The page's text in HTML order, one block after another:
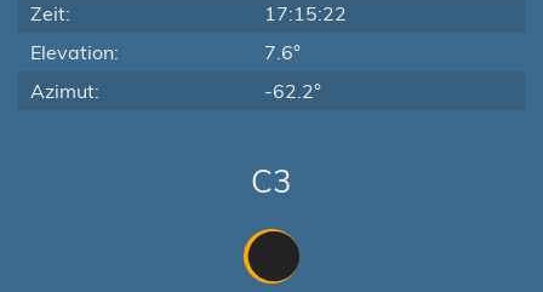
Zeit:
17:15:22
Elevation:
7.6°
Azimut:
-62.2°
C3